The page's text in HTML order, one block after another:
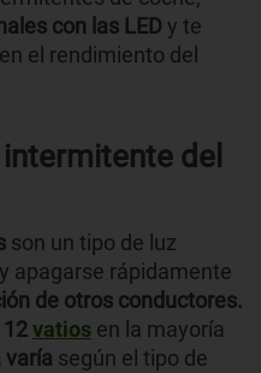
con las LED y te
el rendimiento del
del
son un tipo de luz
apagarse rápidamente
de otros conductores.
12vatios en la mayoría
varía según el tipo de